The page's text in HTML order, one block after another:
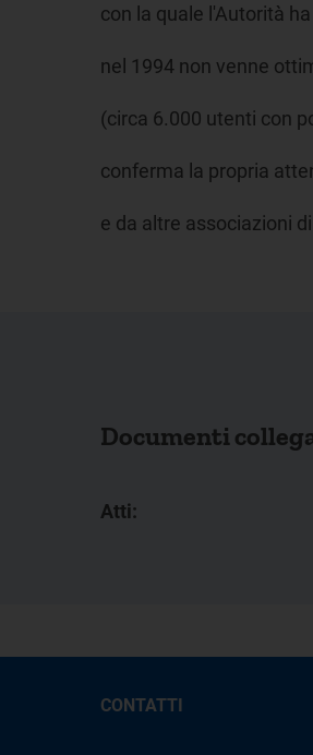
con la quale l'Autorità
nel 1994 non venne
(circa 6.000 utenti con
conferma la propria
e da altre associazioni
Documenti
Atti:
CONTATTI